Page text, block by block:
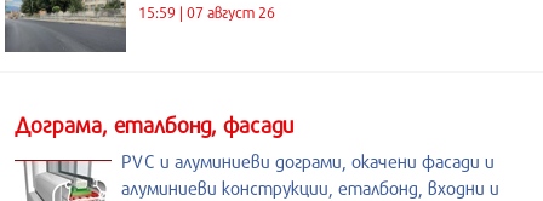
15:59 | 07 август 26
Дограма, еталбонд, фасади
PVC и алуминиеви дограми, окачени фасади и
алуминиеви конструкции, еталбонд, входни и